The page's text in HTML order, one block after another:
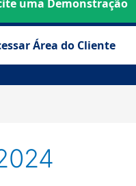
uma Demonstração
Área do Cliente